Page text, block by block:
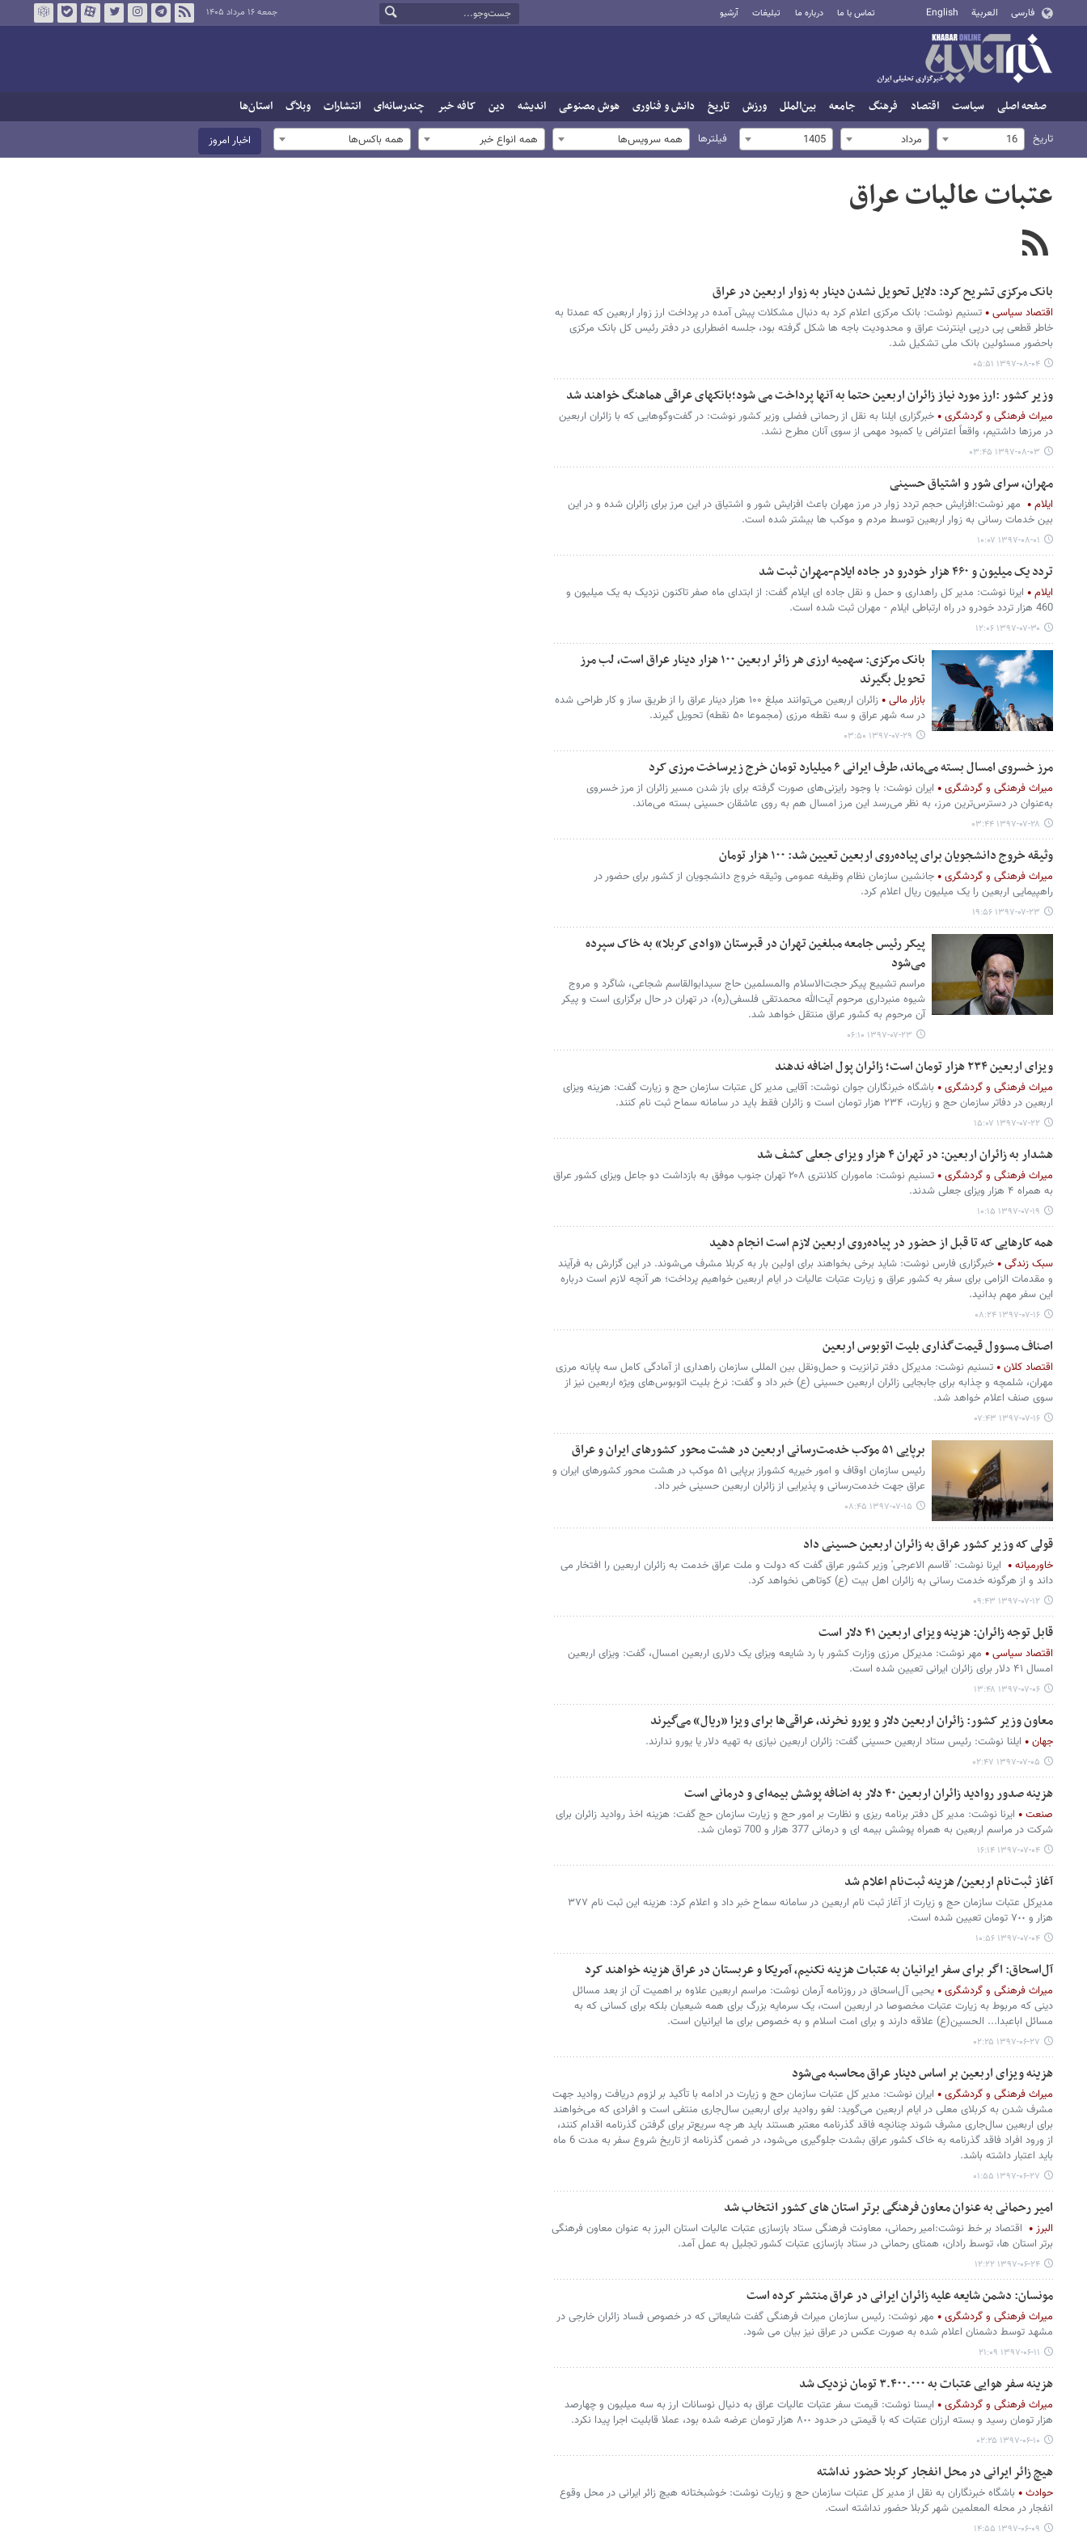
فارسی العربية English تماس با ما درباره ما تبلیغات آرشیو جمعه ۱۶ مرداد ۱۴۰۵
صفحه اصلی سیاست اقتصاد فرهنگ جامعه بین‌الملل ورزش تاریخ دانش و فناوری هوش مصنوعی اندیشه دین کافه خبر چندرسانه‌ای انتشارات وبلاگ استان‌ها
تاریخ 16 مرداد 1405 فیلترها همه سرویس‌ها همه انواع خبر همه باکس‌ها اخبار امروز
عتبات عالیات عراق
بانک مرکزی تشریح کرد: دلایل تحویل نشدن دینار به زوار اربعین در عراق
اقتصاد سیاسی
تسنیم نوشت: بانک مرکزی اعلام کرد به دنبال مشکلات پیش آمده در پرداخت ارز زوار اربعین که عمدتا به
خاطر قطعی پی درپی اینترنت عراق و محدودیت باجه ها شکل گرفته بود، جلسه اضطراری در دفتر رئیس کل بانک مرکزی
باحضور مسئولین بانک ملی تشکیل شد.
۱۳۹۷-۰۸-۰۴ ۰۵:۵۱
وزیر کشور :ارز مورد نیاز زائران اربعین حتما به آنها پرداخت می شود؛بانکهای عراقی هماهنگ خواهند شد
میراث فرهنگی و گردشگری
خبرگزاری ایلنا به نقل از رحمانی فضلی وزیر کشور نوشت: در گفت‌وگوهایی که با زائران اربعین
در مرزها داشتیم، واقعاً اعتراض یا کمبود مهمی از سوی آنان مطرح نشد.
۱۳۹۷-۰۸-۰۳ ۰۳:۴۵
مهران، سرای شور و اشتیاق حسینی
ایلام
مهر نوشت:افزایش حجم تردد زوار در مرز مهران باعث افزایش شور و اشتیاق در این مرز برای زائران شده و در این
بین خدمات رسانی به زوار اربعین توسط مردم و موکب ها بیشتر شده است.
۱۳۹۷-۰۸-۰۱ ۱۰:۰۷
تردد یک میلیون و ۴۶۰ هزار خودرو در جاده ایلام-مهران ثبت شد
ایلام
ایرنا نوشت: مدیر کل راهداری و حمل و نقل جاده ای ایلام گفت: از ابتدای ماه صفر تاکنون نزدیک به یک میلیون و
460 هزار تردد خودرو در راه ارتباطی ایلام - مهران ثبت شده است.
۱۳۹۷-۰۷-۳۰ ۱۲:۰۶
بانک مرکزی: سهمیه ارزی هر زائر اربعین ۱۰۰ هزار دینار عراق است، لب مرز
تحویل بگیرند
بازار مالی
زائران اربعین می‌توانند مبلغ ۱۰۰ هزار دینار عراق را از طریق ساز و کار طراحی شده
در سه شهر عراق و سه نقطه مرزی (مجموعا ۵۰ نقطه) تحویل گیرند.
۱۳۹۷-۰۷-۲۹ ۰۳:۵۰
مرز خسروی امسال بسته می‌ماند، طرف ایرانی ۶ میلیارد تومان خرج زیرساخت مرزی کرد
میراث فرهنگی و گردشگری
ایران نوشت: با وجود رایزنی‌های صورت گرفته برای باز شدن مسیر زائران از مرز خسروی
به‌عنوان در دسترس‌ترین مرز، به نظر می‌رسد این مرز امسال هم به روی عاشقان حسینی بسته می‌ماند.
۱۳۹۷-۰۷-۲۸ ۰۳:۴۴
وثیقه خروج دانشجویان برای پیاده‌روی اربعین تعیین شد: ۱۰۰ هزار تومان
میراث فرهنگی و گردشگری
جانشین سازمان نظام وظیفه عمومی وثیقه خروج دانشجویان از کشور برای حضور در
راهپیمایی اربعین را یک میلیون ریال اعلام کرد.
۱۳۹۷-۰۷-۲۳ ۱۹:۵۶
پیکر رئیس جامعه مبلغین تهران در قبرستان «وادی کربلا» به خاک سپرده
می‌شود
مراسم تشییع پیکر حجت‌الاسلام والمسلمین حاج سیدابوالقاسم شجاعی، شاگرد و مروج
شیوه منبرداری مرحوم آیت‌الله محمدتقی فلسفی(ره)، در تهران در حال برگزاری است و پیکر
آن مرحوم به کشور عراق منتقل خواهد شد.
۱۳۹۷-۰۷-۲۳ ۰۶:۱۰
ویزای اربعین ۲۳۴ هزار تومان است؛ زائران پول اضافه ندهند
میراث فرهنگی و گردشگری
باشگاه خبرنگاران جوان نوشت: آقایی مدیر کل عتبات سازمان حج و زیارت گفت: هزینه ویزای
اربعین در دفاتر سازمان حج و زیارت، ۲۳۴ هزار تومان است و زائران فقط باید در سامانه سماح ثبت نام کنند.
۱۳۹۷-۰۷-۲۲ ۱۵:۰۷
هشدار به زائران اربعین: در تهران ۴ هزار ویزای جعلی کشف شد
میراث فرهنگی و گردشگری
تسنیم نوشت: ماموران کلانتری ۲۰۸ تهران جنوب موفق به بازداشت دو جاعل ویزای کشور عراق
به همراه ۴ هزار ویزای جعلی شدند.
۱۳۹۷-۰۷-۱۹ ۱۰:۱۵
همه کارهایی که تا قبل از حضور در پیاده‌روی اربعین لازم است انجام دهید
سبک زندگی
خبرگزاری فارس نوشت: شاید برخی بخواهند برای اولین بار به کربلا مشرف می‌شوند. در این گزارش به فرآیند
و مقدمات الزامی برای سفر به کشور عراق و زیارت عتبات عالیات در ایام اربعین خواهیم پرداخت؛ هر آنچه لازم است درباره
این سفر مهم بدانید.
۱۳۹۷-۰۷-۱۶ ۰۸:۲۴
اصناف مسوول قیمت‌گذاری بلیت اتوبوس‌ اربعین
اقتصاد کلان
تسنیم نوشت:‌ مدیرکل دفتر ترانزیت و حمل‌ونقل بین المللی سازمان راهداری از آمادگی کامل سه پایانه مرزی
مهران، شلمچه و چذابه برای جابجایی زائران اربعین حسینی (ع) خبر داد و گفت: نرخ بلیت اتوبوس‌های ویژه اربعین نیز از
سوی صنف اعلام خواهد شد.
۱۳۹۷-۰۷-۱۶ ۰۷:۴۳
برپایی ۵۱ موکب خدمت‌رسانی اربعین در هشت محور کشورهای ایران و عراق
رئیس سازمان اوقاف و امور خیریه کشوراز برپایی ۵۱ موکب در هشت محور کشورهای ایران و
عراق جهت خدمت‌رسانی و پذیرایی از زائران اربعین حسینی خبر داد.
۱۳۹۷-۰۷-۱۵ ۰۸:۴۵
قولی که وزیر کشور عراق به زائران اربعین حسینی داد
خاورمیانه
ایرنا نوشت: 'قاسم الاعرجی' وزیر کشور عراق گفت که دولت و ملت عراق خدمت به زائران اربعین را افتخار می
داند و از هرگونه خدمت رسانی به زائران اهل بیت (ع) کوتاهی نخواهد کرد.
۱۳۹۷-۰۷-۱۲ ۰۹:۴۳
قابل توجه زائران: هزینه ویزای اربعین ۴۱ دلار است
اقتصاد سیاسی
مهر نوشت: مدیرکل مرزی وزارت کشور با رد شایعه ویزای یک دلاری اربعین امسال، گفت: ویزای اربعین
امسال ۴۱ دلار برای زائران ایرانی تعیین شده است.
۱۳۹۷-۰۷-۰۶ ۱۳:۴۸
معاون وزیر کشور: زائران اربعین دلار و یورو نخرند، عراقی‌ها برای ویزا «ریال» می‌گیرند
جهان ایلنا نوشت: رئیس ستاد اربعین حسینی گفت: زائران اربعین نیازی به تهیه دلار یا یورو ندارند.
۱۳۹۷-۰۷-۰۵ ۰۲:۴۷
هزینه صدور روادید زائران اربعین ۴۰ دلار به اضافه پوشش بیمه‌ای و درمانی است
صنعت
ایرنا نوشت: مدیر کل دفتر برنامه ریزی و نظارت بر امور حج و زیارت سازمان حج گفت: هزینه اخذ روادید زائران برای
شرکت در مراسم اربعین به همراه پوشش بیمه ای و درمانی 377 هزار و 700 تومان شد.
۱۳۹۷-۰۷-۰۴ ۱۶:۱۴
آغاز ثبت‌نام اربعین/ هزینه ثبت‌نام اعلام شد
مدیرکل عتبات سازمان حج و زیارت از آغاز ثبت نام اربعین در سامانه سماح خبر داد و اعلام کرد: هزینه این ثبت نام ٣٧٧
هزار و ٧٠٠ تومان تعیین شده است.
۱۳۹۷-۰۷-۰۴ ۱۰:۵۶
آل‌اسحاق: اگر برای سفر ایرانیان به عتبات هزینه نکنیم، آمریکا و عربستان در عراق هزینه خواهند کرد
میراث فرهنگی و گردشگری
یحیی آل‌اسحاق در روزنامه آرمان نوشت: مراسم اربعین علاوه بر اهمیت آن از بعد مسائل
دینی که مربوط به زیارت عتبات مخصوصا در اربعین است، یک سرمایه بزرگ برای همه شیعیان بلکه برای کسانی که به
مسائل اباعبدا... الحسین(ع) علاقه دارند و برای امت اسلام و به خصوص برای ما ایرانیان است.
۱۳۹۷-۰۶-۲۷ ۰۲:۲۵
هزینه ویزای اربعین بر اساس دینار عراق محاسبه می‌شود
میراث فرهنگی و گردشگری
ایران نوشت: مدیر کل عتبات سازمان حج و زیارت در ادامه با تأکید بر لزوم دریافت روادید جهت
مشرف شدن به کربلای معلی در ایام اربعین می‌گوید: لغو روادید برای اربعین سال‌جاری منتفی است و افرادی که می‌خواهند
برای اربعین سال‌جاری مشرف شوند چنانچه فاقد گذرنامه معتبر هستند باید هر چه سریع‌تر برای گرفتن گذرنامه اقدام کنند،
از ورود افراد فاقد گذرنامه به خاک کشور عراق بشدت جلوگیری می‌شود، در ضمن گذرنامه از تاریخ شروع سفر به مدت 6 ماه
باید اعتبار داشته باشد.
۱۳۹۷-۰۶-۲۷ ۰۱:۵۵
امیر رحمانی به عنوان معاون فرهنگی برتر استان های کشور انتخاب شد
البرز
اقتصاد بر خط نوشت:امیر رحمانی، معاونت فرهنگی ستاد بازسازی عتبات عالیات استان البرز به عنوان معاون فرهنگی
برتر استان ها، توسط رادان، همتای رحمانی در ستاد بازسازی عتبات کشور تجلیل به عمل آمد.
۱۳۹۷-۰۶-۲۴ ۱۲:۲۲
مونسان: دشمن شایعه علیه زائران ایرانی در عراق منتشر کرده‌ است
میراث فرهنگی و گردشگری
مهر نوشت: رئیس سازمان میراث فرهنگی گفت شایعاتی که در خصوص فساد زائران خارجی در
مشهد توسط دشمنان اعلام شده به صورت عکس در عراق نیز بیان می شود.
۱۳۹۷-۰۶-۱۱ ۲۱:۰۹
هزینه سفر هوایی عتبات به ۳.۴۰۰.۰۰۰ تومان نزدیک شد
میراث فرهنگی و گردشگری
ایسنا نوشت: قیمت سفر عتبات عالیات عراق به دنیال نوسانات ارز به سه میلیون و چهارصد
هزار تومان رسید و بسته ارزان عتبات که با قیمتی در حدود ٨٠٠ هزار تومان عرضه شده بود، عملا قابلیت اجرا پیدا نکرد.
۱۳۹۷-۰۶-۱۰ ۰۲:۲۵
هیچ زائر ایرانی در محل انفجار کربلا حضور نداشته
حوادث
باشگاه خبرنگاران به نقل از مدیر کل عتبات سازمان حج و زیارت نوشت: خوشبختانه هیچ زائر ایرانی در محل وقوع
انفجار در محله المعلمین شهر کربلا حضور نداشته است.
۱۳۹۷-۰۶-۰۹ ۱۴:۵۵